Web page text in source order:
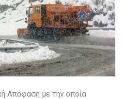
Απόφαση με την οποία